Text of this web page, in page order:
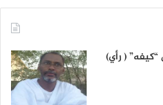
“كيفه” ( رأي)